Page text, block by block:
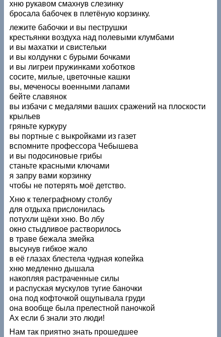
хню рукавом смахнув слезинку
бросала бабочек в плетёную корзинку.
лежите бабочки и вы пеструшки
крестьянки воздуха над полевыми клумбами
и вы махатки и свистельки
и вы колдунки с бурыми бочками
и вы лигреи пружинками хоботков
сосите, милые, цветочные кашки
вы, меченосы военными лапами
бейте славянок
вы избачи с медалями ваших сражений на плоскости
крыльев
гряньте куркуру
вы портные с выкройками из газет
вспомните профессора Чебышева
и вы подосиновые грибы
станьте красными ключами
я запру вами корзинку
чтобы не потерять моё детство.
Хню к телеграфному столбу
для отдыха прислонилась
потухли щёки хню. Во лбу
окно стыдливое растворилось
в траве бежала змейка
высунув гибкое жало
в её глазах блестела чудная копейка
хню медленно дышала
накопляя растраченные силы
и распуская мускулов тугие баночки
она под кофточкой ощупывала груди
она вообще была прелестной паночкой
Ах если б знали это люди!
Нам так приятно знать прошедшее